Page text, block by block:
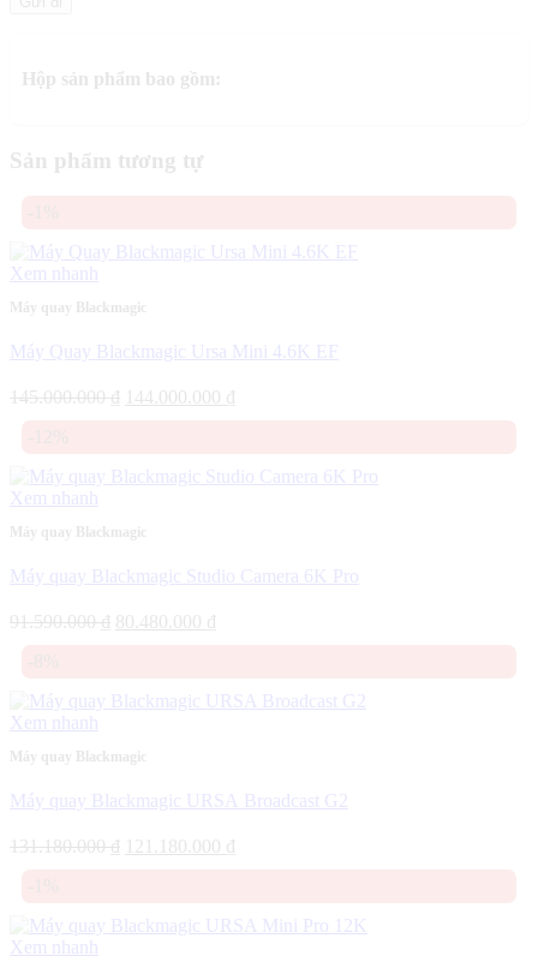
Hộp sản phẩm bao gồm:
Sản phẩm tương tự
Xem nhanh
Máy quay Blackmagic
Máy Quay Blackmagic Ursa Mini 4.6K EF
145.000.000₫
Giá
144.000.000 ₫
144.000.000 ₫.
Xem nhanh
Máy quay Blackmagic
Máy quay Blackmagic Studio Camera 6K Pro
91.590.000₫ Giá
80.480.000 ₫
80.480.000 ₫.
Xem nhanh
Máy quay Blackmagic
Máy quay Blackmagic URSA Broadcast G2
131.180.000₫ 121.180.000 ₫
121.180.000 ₫.
Xem nhanh